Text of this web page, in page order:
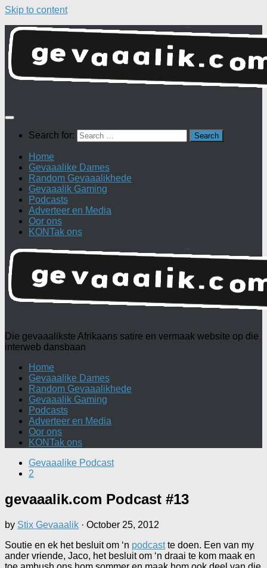
Skip to content
Search for:
Home
Gevaaalike Dames
Random Gevaaalikhede
Gevaaalik Gaming
Podcasts
Adverteer en Media
Oor ons
KONTak ons
Die gevaaalikste Afrikaans satire en vermaak website op die
interweb dansbaan
Home
Gevaaalike Dames
Random Gevaaalikhede
Gevaaalik Gaming
Podcasts
Adverteer en Media
Oor ons
KONTak ons
Gevaaalike Podcast
2
gevaaalik.com Podcast #13
by Stix Gevaaalik · October 25, 2012
Soutie en ek het besluit om ‘n podcastte doen. Een van my
ander vriende, Jaco, het besluit om ‘n draai te kom maak en